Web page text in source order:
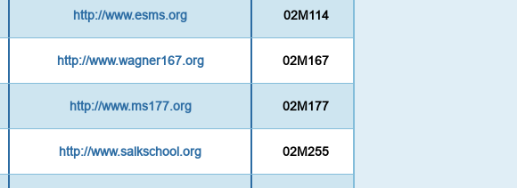
http://www.esms.org 02M114
http://www.wagner167.org 02M167
http://www.ms177.org 02M177
http://www.salkschool.org 02M255